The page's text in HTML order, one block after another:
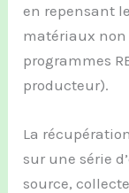
en repensant
matériaux
programmes
producteur).
La
sur une série
source,